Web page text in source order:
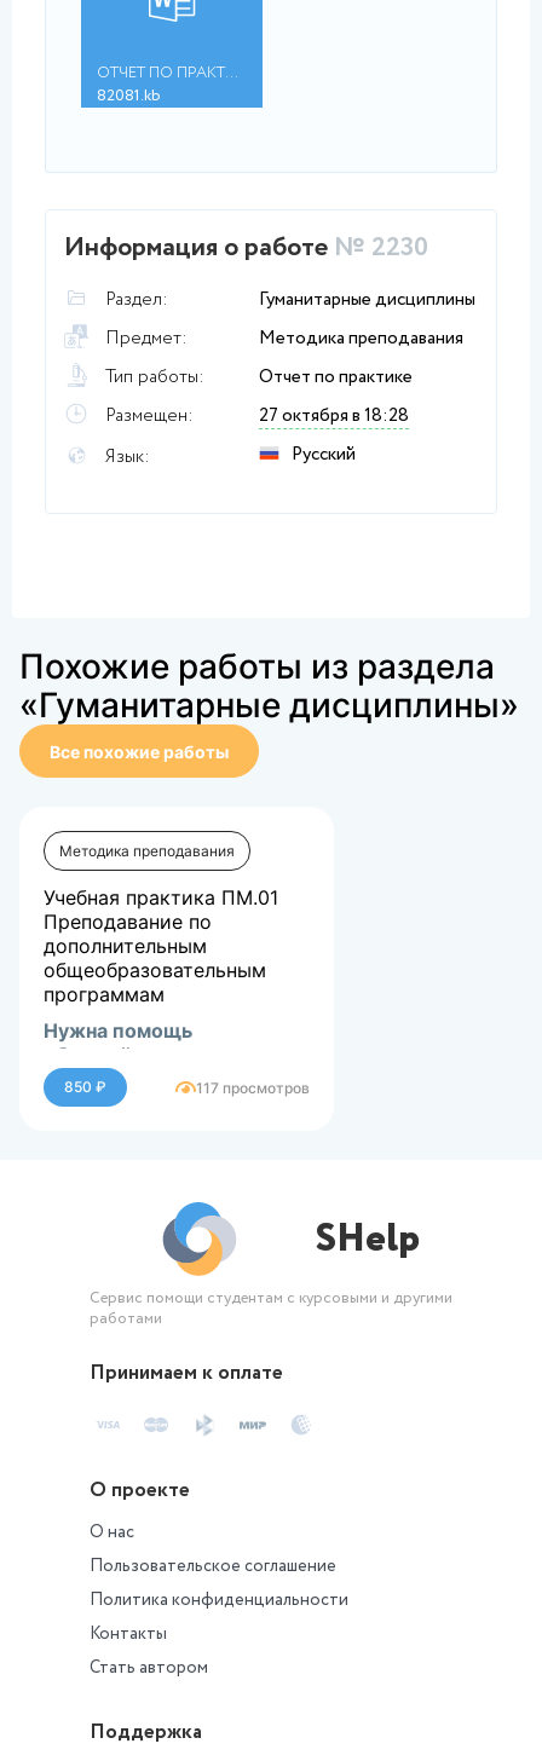
ОТЧЕТ ПО ПРАКТИКЕ .d...
82081.kb
Информация о работе № 2230
Раздел:
Гуманитарные дисциплины
Предмет:
Методика преподавания
Тип работы:
Отчет по практике
Размещен:
27 октября в 18:28
Язык:
Русский
Похожие работы из раздела
«Гуманитарные дисциплины»
Все похожие работы
Методика преподавания
Учебная практика ПМ.01
Преподавание по
дополнительным
общеобразовательным
программам
Нужна помощь
обращайтесь в лс
850 ₽ 117 просмотров
SHelp
Сервис помощи студентам с курсовыми и другими
работами
Принимаем к оплате
О проекте
О нас
Пользовательское соглашение
Политика конфиденциальности
Контакты
Стать автором
Поддержка